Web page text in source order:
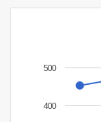
400
500